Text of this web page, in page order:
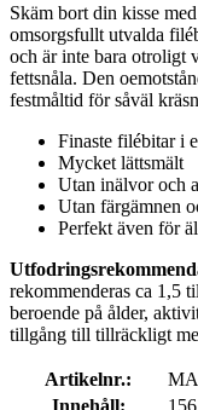
Skäm bort din kisse
omsorgsfullt utvalda
och är inte bara otroligt
fettsnåla. Den
festmåltid för såväl
Finaste filébitar i
Mycket lättsmält
Utan inälvor och
Utan färgämnen
Perfekt även för
rekommenderas ca 1,5
beroende på ålder,
tillgång till tillräckligt
Artikelnr.:
Innehåll: